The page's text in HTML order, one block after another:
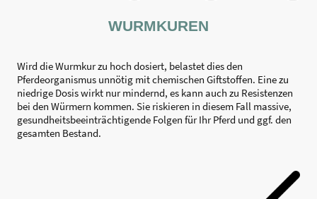
WURMKUREN
Wird die Wurmkur zu hoch dosiert, belastet dies den
Pferdeorganismus unnötig mit chemischen Giftstoffen. Eine zu
niedrige Dosis wirkt nur mindernd, es kann auch zu Resistenzen
bei den Würmern kommen. Sie riskieren in diesem Fall massive,
gesundheitsbeeinträchtigende Folgen für Ihr Pferd und ggf. den
gesamten Bestand.